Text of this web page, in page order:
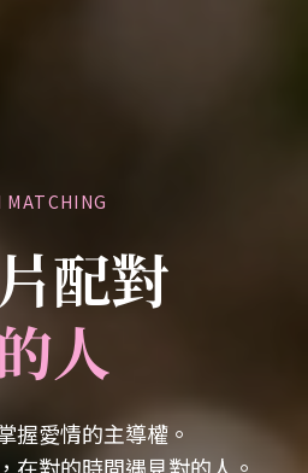
配對
人
握愛情的主導權。